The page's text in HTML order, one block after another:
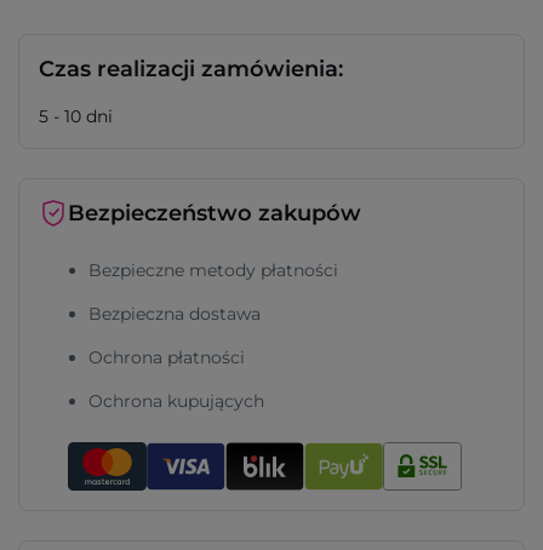
Czas realizacji zamówienia:
5 - 10 dni
Bezpieczeństwo zakupów
Bezpieczne metody płatności
Bezpieczna dostawa
Ochrona płatności
Ochrona kupujących